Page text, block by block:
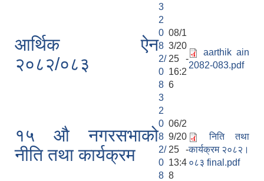
3
आर्थिक ऐन
२०८२/०८३
2
0
8
2/
0
8
3
08/1
3/20
25 -
16:2
6
aarthik ain
2082-083.pdf
१५ औ नगरसभाको
नीति तथा कार्यक्रम
2
0
8
2/
0
8
06/2
9/20
25 -
13:4
8
निति तथा
कार्यक्रम २०८२।
०८३ final.pdf